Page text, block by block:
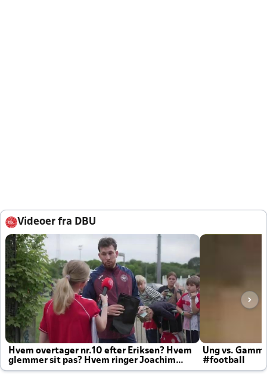
Videoer fra DBU
Hvem overtager nr.10 efter Eriksen? Hvem
glemmer sit pas? Hvem ringer Joachim
altid til efter kampe?
Ung vs.
#football